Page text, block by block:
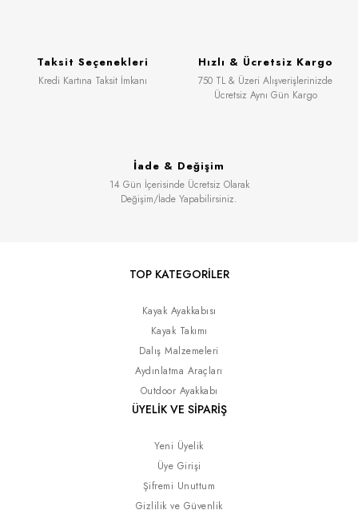
Taksit Seçenekleri
Kredi Kartına Taksit İmkanı
Hızlı & Ücretsiz Kargo
750 TL & Üzeri Alışverişlerinizde
Ücretsiz Aynı Gün Kargo
İade & Değişim
14 Gün İçerisinde Ücretsiz Olarak
Değişim/İade Yapabilirsiniz.
TOP KATEGORİLER
Kayak Ayakkabısı
Kayak Takımı
Dalış Malzemeleri
Aydınlatma Araçları
Outdoor Ayakkabı
ÜYELİK VE SİPARİŞ
Yeni Üyelik
Üye Girişi
Şifremi Unuttum
Gizlilik ve Güvenlik